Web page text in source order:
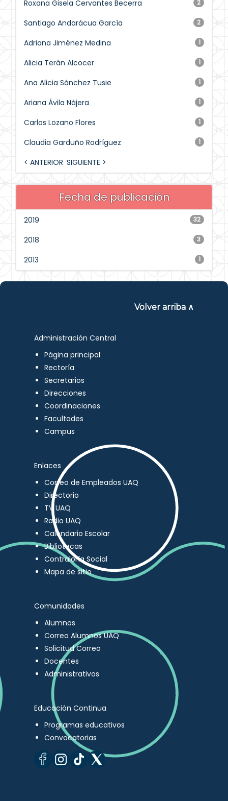
2
Roxana Gisela Cervantes Becerra
2
Santiago Andarácua García
1
Adriana Jiménez Medina
1
Alicia Terán Alcocer
1
Ana Alicia Sánchez Tusie
1
Ariana Ávila Nájera
1
Carlos Lozano Flores
1
Claudia Garduño Rodríguez
< ANTERIOR SIGUIENTE >
Fecha de publicación
32
2019
3
2018
1
2013
Volver arriba ∧
Administración Central
Página principal
Rectoría
Secretarios
Direcciones
Coordinaciones
Facultades
Campus
Enlaces
Correo de Empleados UAQ
Directorio
TV UAQ
Radio UAQ
Calendario Escolar
Bibliotecas
Contraloría Social
Mapa de sitio
Comunidades
Alumnos
Correo Alumnos UAQ
Solicitud Correo
Docentes
Administrativos
Educación Continua
Programas educativos
Convocatorias